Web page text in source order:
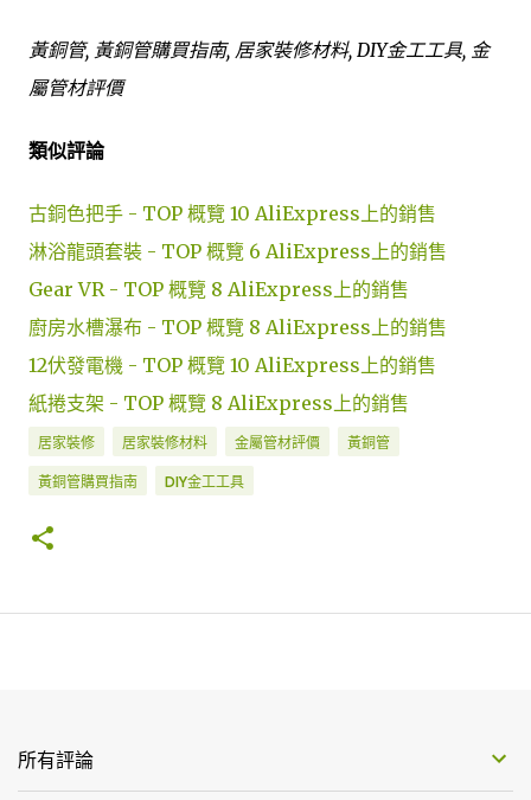
黃銅管, 黃銅管購買指南, 居家裝修材料, DIY金工工具, 金
屬管材評價
類似評論
古銅色把手 - TOP 概覽 10 AliExpress上的銷售
淋浴龍頭套裝 - TOP 概覽 6 AliExpress上的銷售
Gear VR - TOP 概覽 8 AliExpress上的銷售
廚房水槽瀑布 - TOP 概覽 8 AliExpress上的銷售
12伏發電機 - TOP 概覽 10 AliExpress上的銷售
紙捲支架 - TOP 概覽 8 AliExpress上的銷售
居家裝修 居家裝修材料 金屬管材評價 黃銅管
黃銅管購買指南 DIY金工工具
所有評論